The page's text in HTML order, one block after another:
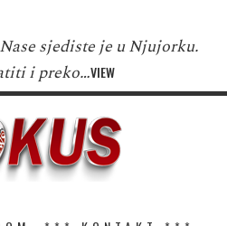
Nase sjediste je u Njujorku.
i preko…VIEW